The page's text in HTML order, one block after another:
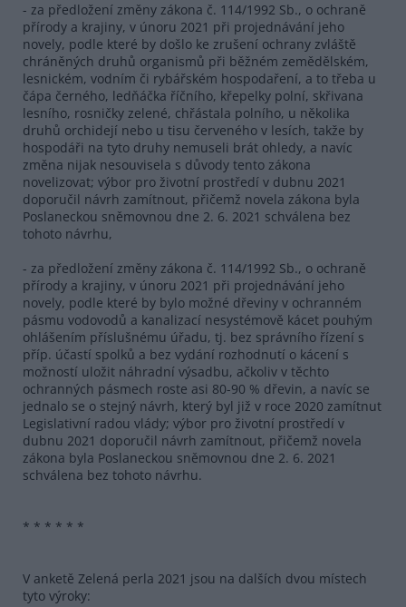
- za předložení změny zákona č. 114/1992 Sb., o ochraně
přírody a krajiny, v únoru 2021 při projednávání jeho
novely, podle které by došlo ke zrušení ochrany zvláště
chráněných druhů organismů při běžném zemědělském,
lesnickém, vodním či rybářském hospodaření, a to třeba u
čápa černého, ledňáčka říčního, křepelky polní, skřivana
lesního, rosničky zelené, chřástala polního, u několika
druhů orchidejí nebo u tisu červeného v lesích, takže by
hospodáři na tyto druhy nemuseli brát ohledy, a navíc
změna nijak nesouvisela s důvody tento zákona
novelizovat; výbor pro životní prostředí v dubnu 2021
doporučil návrh zamítnout, přičemž novela zákona byla
Poslaneckou sněmovnou dne 2. 6. 2021 schválena bez
tohoto návrhu,
- za předložení změny zákona č. 114/1992 Sb., o ochraně
přírody a krajiny, v únoru 2021 při projednávání jeho
novely, podle které by bylo možné dřeviny v ochranném
pásmu vodovodů a kanalizací nesystémově kácet pouhým
ohlášením příslušnému úřadu, tj. bez správního řízení s
příp. účastí spolků a bez vydání rozhodnutí o kácení s
možností uložit náhradní výsadbu, ačkoliv v těchto
ochranných pásmech roste asi 80-90 % dřevin, a navíc se
jednalo se o stejný návrh, který byl již v roce 2020 zamítnut
Legislativní radou vlády; výbor pro životní prostředí v
dubnu 2021 doporučil návrh zamítnout, přičemž novela
zákona byla Poslaneckou sněmovnou dne 2. 6. 2021
schválena bez tohoto návrhu.
* * * * * *
V anketě Zelená perla 2021 jsou na dalších dvou místech
tyto výroky: